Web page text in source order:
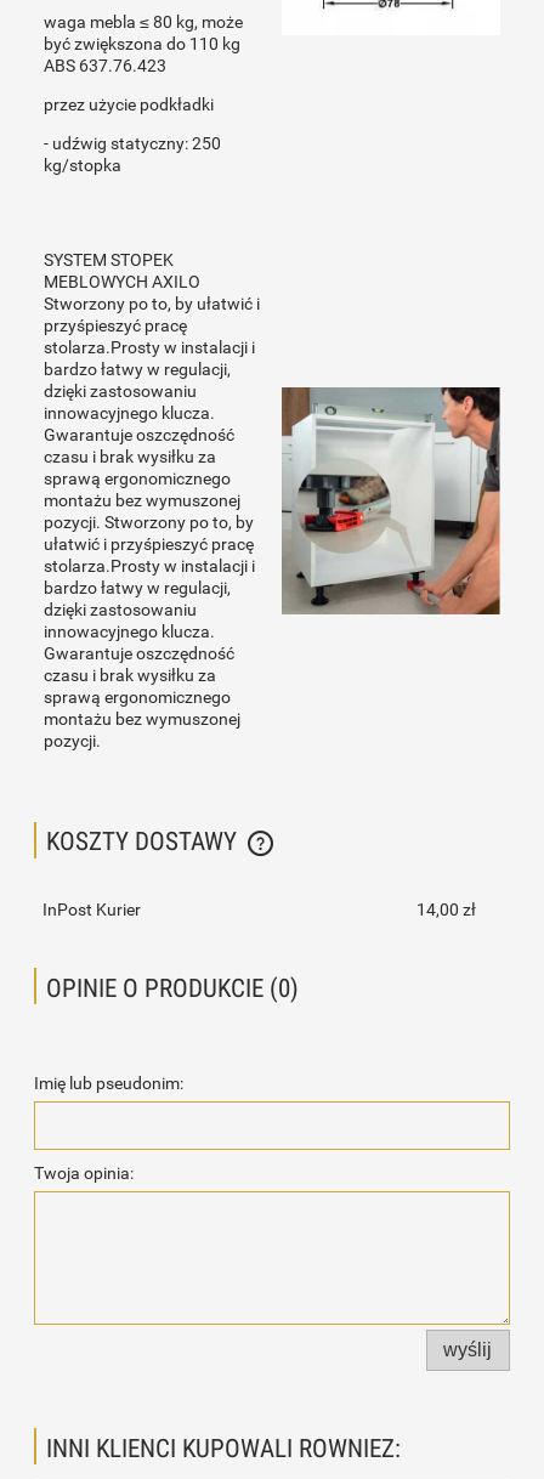
waga mebla ≤ 80 kg, może
być zwiększona do 110 kg
ABS 637.76.423
przez użycie podkładki
- udźwig statyczny: 250
kg/stopka
SYSTEM STOPEK
MEBLOWYCH AXILO
Stworzony po to, by ułatwić i
przyśpieszyć pracę
stolarza.Prosty w instalacji i
bardzo łatwy w regulacji,
dzięki zastosowaniu
innowacyjnego klucza.
Gwarantuje oszczędność
czasu i brak wysiłku za
sprawą ergonomicznego
montażu bez wymuszonej
pozycji. Stworzony po to, by
ułatwić i przyśpieszyć pracę
stolarza.Prosty w instalacji i
bardzo łatwy w regulacji,
dzięki zastosowaniu
innowacyjnego klucza.
Gwarantuje oszczędność
czasu i brak wysiłku za
sprawą ergonomicznego
montażu bez wymuszonej
pozycji.
KOSZTY DOSTAWY
CENA NIE ZAWIERA EWENTUALNYCH KOSZTÓW PŁATNOŚCI
InPost Kurier 14,00 zł
OPINIE O PRODUKCIE (0)
Imię lub pseudonim:
Twoja opinia:
wyślij
INNI KLIENCI KUPOWALI ROWNIEZ: